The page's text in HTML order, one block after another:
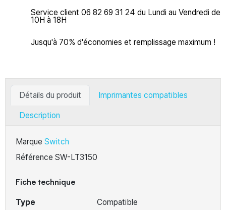
Service client 06 82 69 31 24 du Lundi au Vendredi de
10H à 18H
Jusqu'à 70% d'économies et remplissage maximum !
Détails du produit Imprimantes compatibles
Description
Marque Switch
Référence SW-LT3150
Fiche technique
Type Compatible